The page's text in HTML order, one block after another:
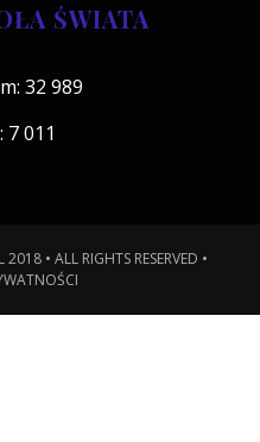
ŚWIATA
32 989
7 011
• ALL RIGHTS RESERVED •